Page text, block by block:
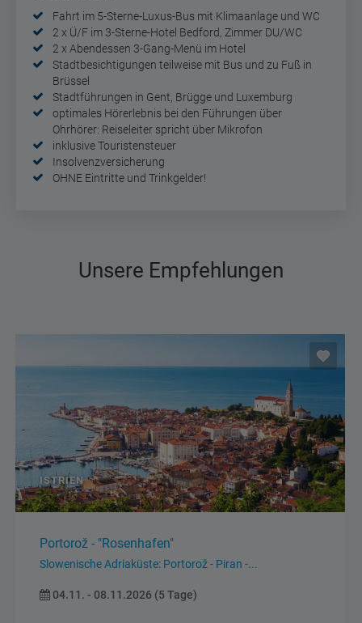
Fahrt im 5-Sterne-Luxus-Bus mit Klimaanlage und WC
2 x Ü/F im 3-Sterne-Hotel Bedford, Zimmer DU/WC
2 x Abendessen 3-Gang-Menü im Hotel
Stadtbesichtigungen teilweise mit Bus und zu Fuß in
Brüssel
Stadtführungen in Gent, Brügge und Luxemburg
optimales Hörerlebnis bei den Führungen über
Ohrhörer: Reiseleiter spricht über Mikrofon
inklusive Touristensteuer
Insolvenzversicherung
OHNE Eintritte und Trinkgelder!
Unsere Empfehlungen
ITALIEN
ADVENTREISE
Südtiroler Weihnachtsmärkte
Meran...